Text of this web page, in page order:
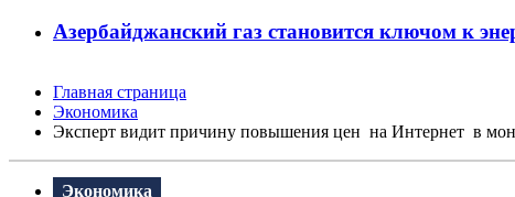
Азербайджанский газ становится ключом к
Главная страница
Экономика
Эксперт видит причину повышения цен на Интернет в
Экономика